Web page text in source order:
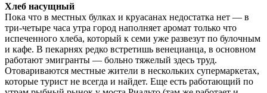
Хлеб насущный
Пока что в местных булках и круасанах недостатка нет — в
три-четыре часа утра город наполняет аромат только что
испеченного хлеба, который к семи уже развезут по булочным
и кафе. В пекарнях редко встретишь венецианца, в основном
работают эмигранты — больно тяжелый здесь труд.
Отовариваются местные жители в нескольких супермаркетах,
которые турист не всегда и найдет. Еще есть работающий по